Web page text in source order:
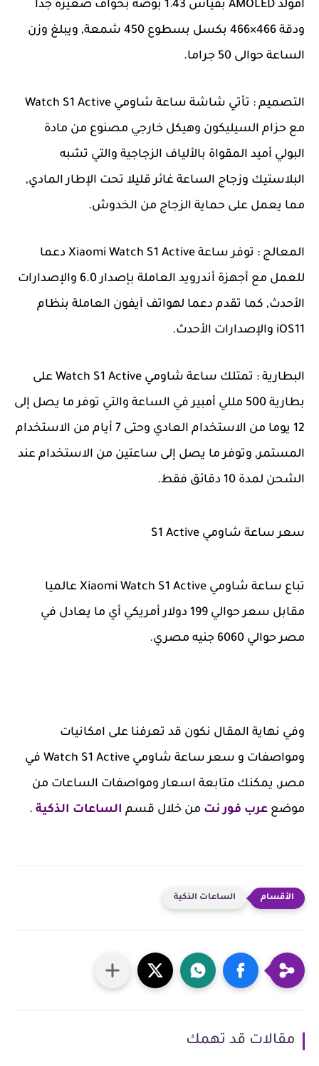
امولد AMOLED بقياس 1.43 بوصة بحواف صغيرة جدا
ودقة 466×466 بكسل بسطوع 450 شمعة, ويبلغ وزن
الساعة حوالى 50 جراما.
التصميم : تأتي شاشة ساعة شاومي Watch S1 Active
مع حزام السيليكون وهيكل خارجي مصنوع من مادة
البولي أميد المقواة بالألياف الزجاجية والتي تشبه
البلاستيك وزجاج الساعة غائر قليلا تحت الإطار المادي,
مما يعمل على حماية الزجاج من الخدوش.
المعالج : توفر ساعة Xiaomi Watch S1 Active دعما
للعمل مع أجهزة أندرويد العاملة بإصدار 6.0 والإصدارات
الأحدث, كما تقدم دعما لهواتف آيفون العاملة بنظام
iOS11 والإصدارات الأحدث.
البطارية : تمتلك ساعة شاومي Watch S1 Active على
بطارية 500 مللي أمبير في الساعة والتي توفر ما يصل إلى
12 يوما من الاستخدام العادي وحتى 7 أيام من الاستخدام
المستمر, وتوفر ما يصل إلى ساعتين من الاستخدام عند
الشحن لمدة 10 دقائق فقط.
سعر ساعة شاومي S1 Active
تباع ساعة شاومي Xiaomi Watch S1 Active عالميا
مقابل سعر حوالي 199 دولار أمريكي أي ما يعادل في
مصر حوالي 6060 جنيه مصري.
وفي نهاية المقال نكون قد تعرفنا على امكانيات
ومواصفات و سعر ساعة شاومي Watch S1 Active في
مصر, يمكنك متابعة اسعار ومواصفات الساعات من
موضع عرب فور نت من خلال قسم الساعات الذكية .
الساعات الذكية
مقالات قد تهمك